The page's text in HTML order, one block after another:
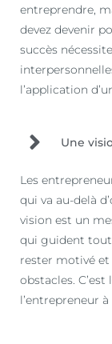
entreprendre,
devez devenir
succès
l’application
Une
Les
qui va au-delà
vision est un
qui guident
rester motivé et
obstacles.
l’entrepreneur